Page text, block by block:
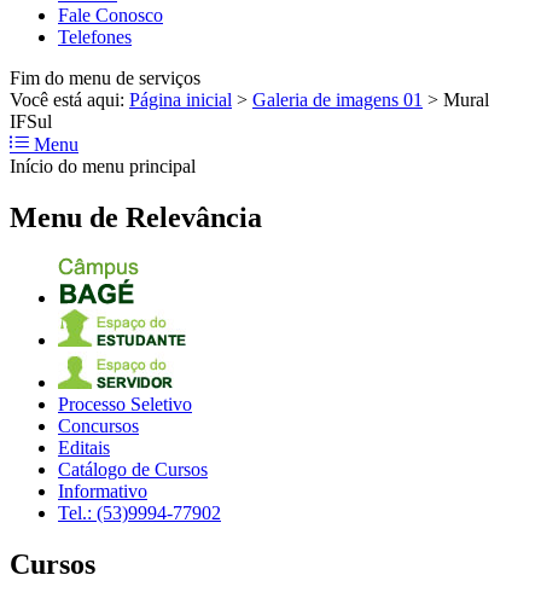
Fale Conosco
Telefones
Fim do menu de serviços
Você está aqui: Página inicial > Galeria de imagens 01 > Mural
IFSul
Menu
Início do menu principal
Menu de Relevância
Processo Seletivo
Concursos
Editais
Catálogo de Cursos
Informativo
Tel.: (53)9994-77902
Cursos